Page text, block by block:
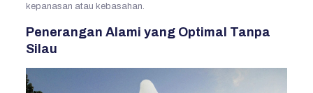
kepanasan atau kebasahan.
Penerangan Alami yang Optimal Tanpa
Silau